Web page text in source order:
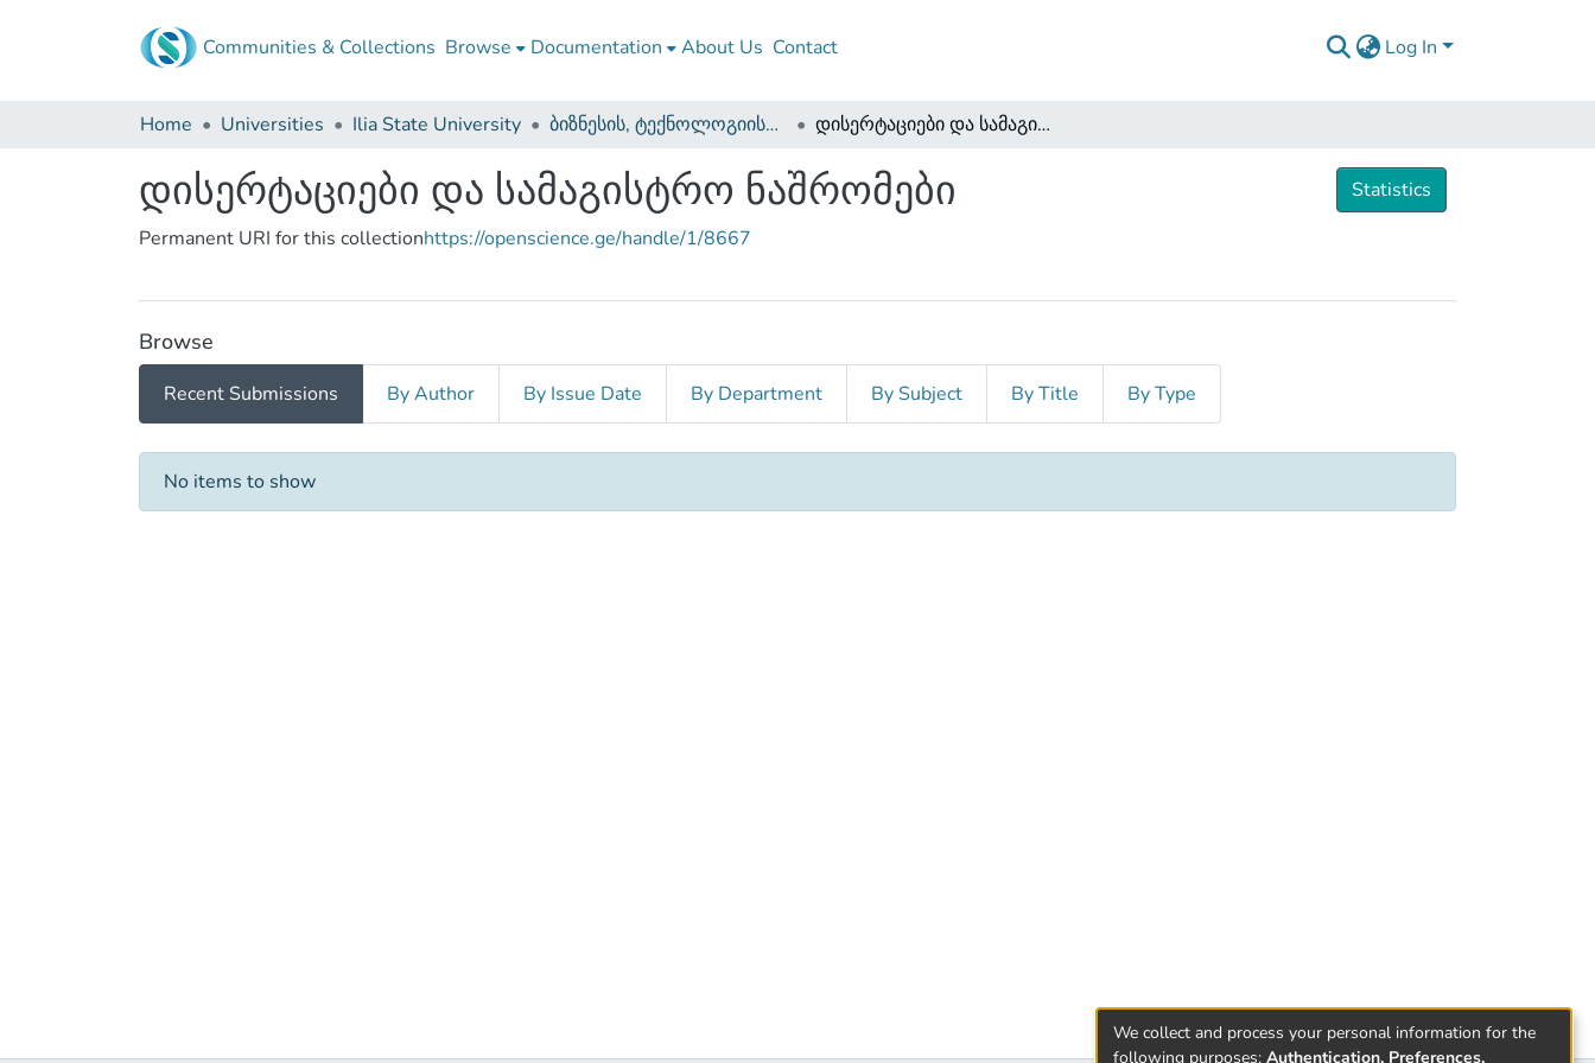
Communities & Collections Browse Documentation About Us Contact Log In
Home Universities Ilia State University ბიზნესის, ტექნოლოგიისა და განათლების ფაკულტეტი დისერტაციები და სამაგისტრო ნაშრომები
დისერტაციები და სამაგისტრო ნაშრომები
Permanent URI for this collectionhttps://openscience.ge/handle/1/8667
Statistics
Browse
Recent Submissions By Author By Issue Date By Department By Subject By Title By Type
Recent Submissions
No items to show
We collect and process your personal information for the
following purposes: Authentication, Preferences,